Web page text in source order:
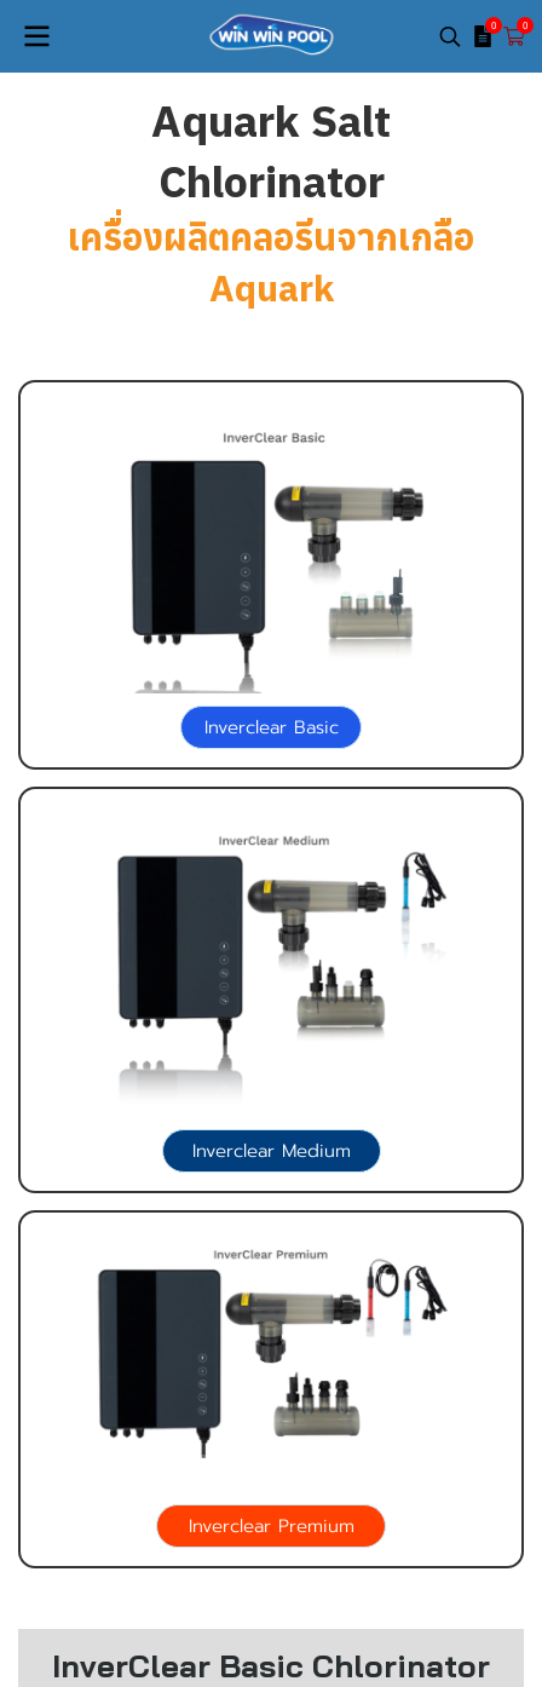
0 0
Aquark Salt
Chlorinator
เครื่องผลิตคลอรีนจากเกลือ
Aquark
Inverclear Basic
Inverclear Medium
Inverclear Premium
InverClear Basic Chlorinator